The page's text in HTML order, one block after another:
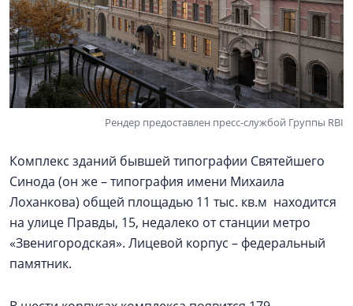
Рендер предоставлен пресс-службой Группы RBI
Комплекс зданий бывшей типографии Святейшего
Синода (он же – типография имени Михаила
Лоханкова) общей площадью 11 тыс. кв.м находится
на улице Правды, 15, недалеко от станции метро
«Звенигородская». Лицевой корпус – федеральный
памятник.